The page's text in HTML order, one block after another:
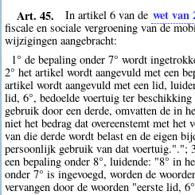
Art. 45.
In artikel 6 van de wet van
fiscale en sociale vergroening van de
wijzigingen aangebracht:
1° de bepaling onder 7° wordt
2° het artikel wordt aangevuld met een
artikel wordt aangevuld met een lid,
lid, 6°, bedoelde voertuig ter
gebruik door een derde, omvatten de in
niet het bedrag dat overeenstemt met het
van die derde wordt belast en de eigen
persoonlijk gebruik van dat voertuig.".";
een bepaling onder 8°, luidende: "8° in
onder 7° is ingevoegd, worden de
vervangen door de woorden "eerste lid,